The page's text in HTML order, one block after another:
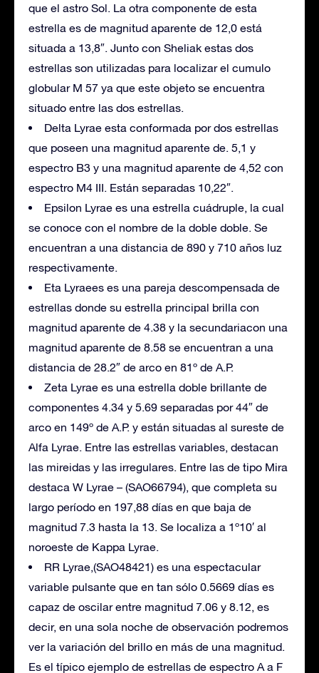
que el astro Sol. La otra componente de esta
estrella es de magnitud aparente de 12,0 está
situada a 13,8″. Junto con Sheliak estas dos
estrellas son utilizadas para localizar el cumulo
globular M 57 ya que este objeto se encuentra
situado entre las dos estrellas.
Delta Lyrae esta conformada por dos estrellas
que poseen una magnitud aparente de. 5,1 y
espectro B3 y una magnitud aparente de 4,52 con
espectro M4 III. Están separadas 10,22″.
Epsilon Lyrae es una estrella cuádruple, la cual
se conoce con el nombre de la doble doble. Se
encuentran a una distancia de 890 y 710 años luz
respectivamente.
Eta Lyraees es una pareja descompensada de
estrellas donde su estrella principal brilla con
magnitud aparente de 4.38 y la secundariacon una
magnitud aparente de 8.58 se encuentran a una
distancia de 28.2″ de arco en 81º de A.P.
Zeta Lyrae es una estrella doble brillante de
componentes 4.34 y 5.69 separadas por 44″ de
arco en 149º de A.P. y están situadas al sureste de
Alfa Lyrae. Entre las estrellas variables, destacan
las mireidas y las irregulares. Entre las de tipo Mira
destaca W Lyrae – (SAO66794), que completa su
largo período en 197,88 días en que baja de
magnitud 7.3 hasta la 13. Se localiza a 1º10′ al
noroeste de Kappa Lyrae.
RR Lyrae,(SAO48421) es una espectacular
variable pulsante que en tan sólo 0.5669 días es
capaz de oscilar entre magnitud 7.06 y 8.12, es
decir, en una sola noche de observación podremos
ver la variación del brillo en más de una magnitud.
Es el típico ejemplo de estrellas de espectro A a F